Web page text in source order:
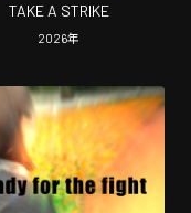
TAKE A STRIKE
2026年